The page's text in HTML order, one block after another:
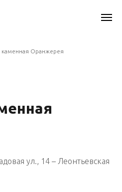
каменная Оранжерея
ул., 14 – Леонтьевская